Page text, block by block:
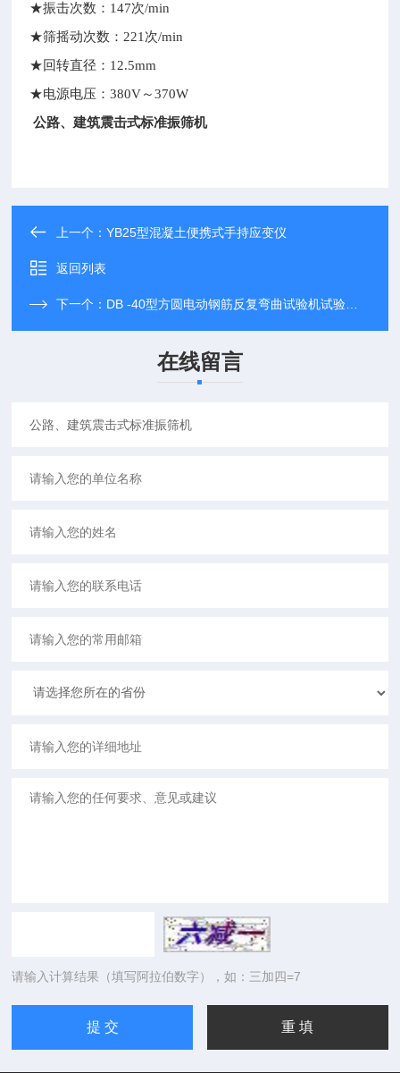
★振击次数：147次/min
★筛摇动次数：221次/min
★回转直径：12.5mm
★电源电压：380V～370W
公路、建筑震击式标准振筛机
上一个：YB25型混凝土便携式手持应变仪
返回列表
下一个： DB -40型方圆电动钢筋反复弯曲试验机试验方法
在线留言
请输入计算结果（填写阿拉伯数字），如：三加四=7